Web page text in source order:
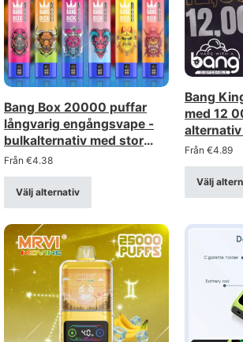
Bang Box 20000 puffar
långvarig engångsvape -
bulkalternativ med stor
rabatt
Från €4.38
Välj alternativ
Bang
med 12
för
Från €4.89
Välj